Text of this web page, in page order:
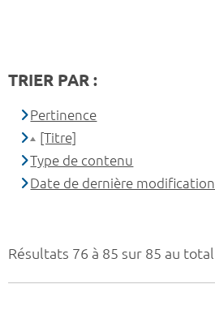
Résultats 76 à 85 sur 85 au total
TRIER PAR :
Pertinence
[Titre]
Type de contenu
Date de dernière modification